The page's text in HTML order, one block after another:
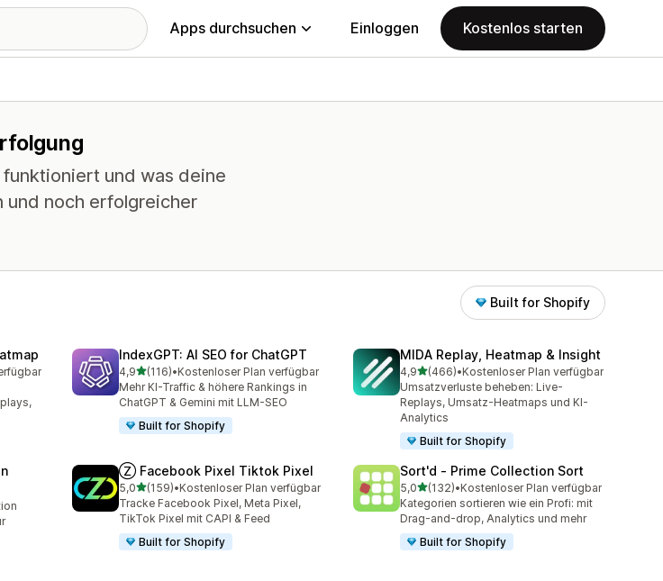
Apps durchsuchen Einloggen Kostenlos starten
und was deine
und noch erfolgreicher
Built for Shopify
IndexGPT: AI SEO for ChatGPT
4,9von 5 Sternen
(116)
116 Rezensionen insgesamt
•Kostenloser Plan verfügbar
Mehr KI-Traffic & höhere Rankings in
ChatGPT & Gemini mit LLM-SEO
Built for Shopify
MIDA Replay, Heatmap & Insight
4,9von 5 Sternen
(466)
466 Rezensionen insgesamt
•Kostenloser Plan verfügbar
Umsatzverluste beheben: Live-
Replays, Umsatz-Heatmaps und KI-
Analytics
Built for Shopify
Ⓩ Facebook Pixel Tiktok Pixel
5,0von 5 Sternen
(159)
159 Rezensionen insgesamt
•Kostenloser Plan verfügbar
Tracke Facebook Pixel, Meta Pixel,
TikTok Pixel mit CAPI & Feed
Built for Shopify
Sort'd ‑ Prime Collection Sort
5,0von 5 Sternen
(132)
132 Rezensionen insgesamt
•Kostenloser Plan verfügbar
Kategorien sortieren wie ein Profi: mit
Drag-and-drop, Analytics und mehr
Built for Shopify